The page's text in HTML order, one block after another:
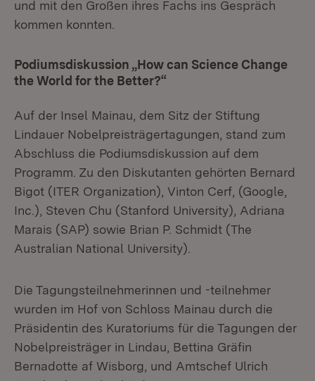
und mit den Großen ihres Fachs ins Gespräch
kommen konnten.
Podiumsdiskussion „How can Science Change
the World for the Better?“
Auf der Insel Mainau, dem Sitz der Stiftung
Lindauer Nobelpreisträgertagungen, stand zum
Abschluss die Podiumsdiskussion auf dem
Programm. Zu den Diskutanten gehörten Bernard
Bigot (ITER Organization), Vinton Cerf, (Google,
Inc.), Steven Chu (Stanford University), Adriana
Marais (SAP) sowie Brian P. Schmidt (The
Australian National University).
Die Tagungsteilnehmerinnen und -teilnehmer
wurden im Hof von Schloss Mainau durch die
Präsidentin des Kuratoriums für die Tagungen der
Nobelpreisträger in Lindau, Bettina Gräfin
Bernadotte af Wisborg, und Amtschef Ulrich